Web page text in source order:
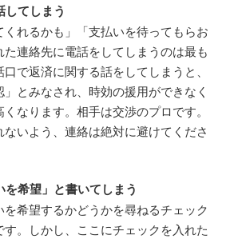
してしまう
くれるかも」「支払いを待ってもらお
連絡先に電話をしてしまうのは最も
で返済に関する話をしてしまうと、
とみなされ、時効の援用ができなく
なります。相手は交渉のプロです。
いよう、連絡は絶対に避けてくださ
希望」と書いてしまう
希望するかどうかを尋ねるチェック
。しかし、ここにチェックを入れた